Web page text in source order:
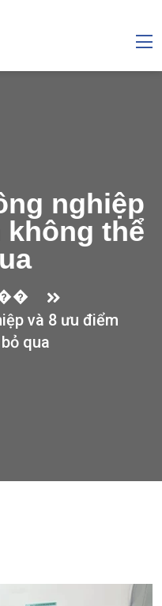
nghiệp
không thể
và 8 ưu điểm
qua